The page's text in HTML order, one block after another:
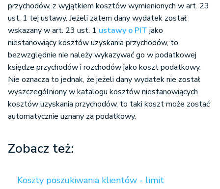
przychodów, z wyjątkiem kosztów wymienionych w art. 23
ust. 1 tej ustawy. Jeżeli zatem dany wydatek został
wskazany w art. 23 ust. 1 ustawy o PIT jako
niestanowiący kosztów uzyskania przychodów, to
bezwzględnie nie należy wykazywać go w podatkowej
księdze przychodów i rozchodów jako koszt podatkowy.
Nie oznacza to jednak, że jeżeli dany wydatek nie został
wyszczególniony w katalogu kosztów niestanowiących
kosztów uzyskania przychodów, to taki koszt może zostać
automatycznie uznany za podatkowy.
Zobacz też:
Koszty poszukiwania klientów - limit